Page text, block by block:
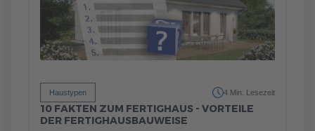
Haustypen 4 Min. Lesezeit
10 FAKTEN ZUM FERTIGHAUS - VORTEILE
DER FERTIGHAUSBAUWEISE